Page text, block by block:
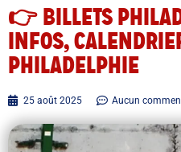
👉 BILLETS
INFOS,
PHILADELPHIE
25 août 2025 Aucun